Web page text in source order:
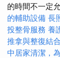
的時間不一定
的輔助設備 長
投整骨服務 養
推拿與整復結合
中居家清潔，